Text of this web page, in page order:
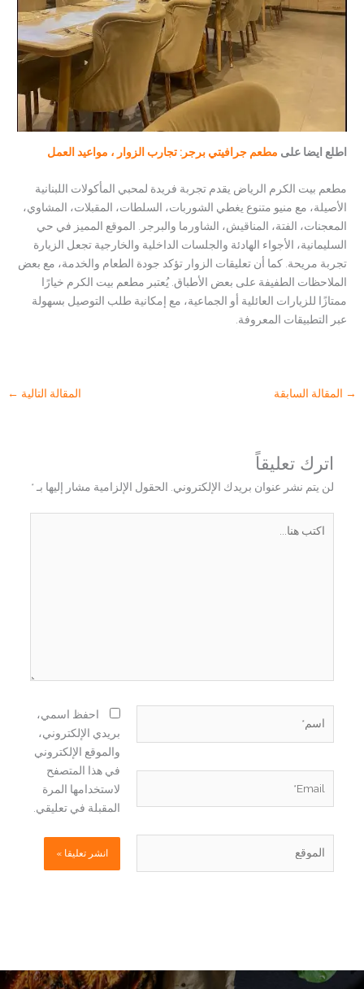
اطلع ايضا على مطعم جرافيتي برجر: تجارب الزوار ، مواعيد العمل
مطعم بيت الكرم الرياض يقدم تجربة فريدة لمحبي المأكولات اللبنانية
الأصيلة، مع منيو متنوع يغطي الشوربات، السلطات، المقبلات، المشاوي،
المعجنات، الفتة، المناقيش، الشاورما والبرجر. الموقع المميز في حي
السليمانية، الأجواء الهادئة والجلسات الداخلية والخارجية تجعل الزيارة
تجربة مريحة. كما أن تعليقات الزوار تؤكد جودة الطعام والخدمة، مع بعض
الملاحظات الطفيفة على بعض الأطباق. يُعتبر مطعم بيت الكرم خيارًا
ممتازًا للزيارات العائلية أو الجماعية، مع إمكانية طلب التوصيل بسهولة
عبر التطبيقات المعروفة.
→ المقالة السابقة المقالة التالية ←
اترك تعليقاً
لن يتم نشر عنوان بريدك الإلكتروني. الحقول الإلزامية مشار إليها بـ *
احفظ اسمي،
بريدي الإلكتروني،
والموقع الإلكتروني
في هذا المتصفح
لاستخدامها المرة
المقبلة في تعليقي.